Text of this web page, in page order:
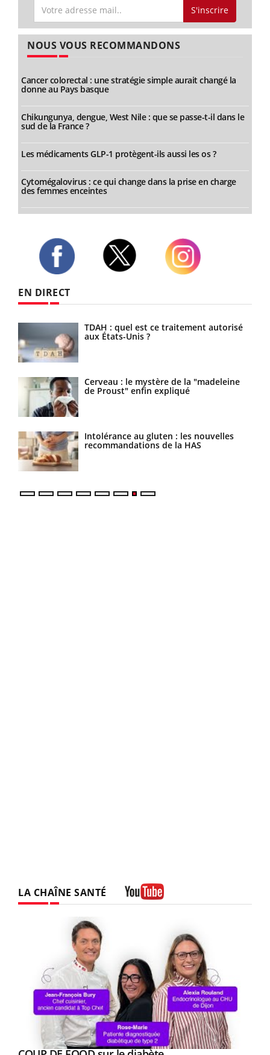
S'inscrire
NOUS VOUS RECOMMANDONS
Cancer colorectal : une stratégie simple aurait changé la
donne au Pays basque
Chikungunya, dengue, West Nile : que se passe-t-il dans le
sud de la France ?
Les médicaments GLP-1 protègent-ils aussi les os ?
Cytomégalovirus : ce qui change dans la prise en charge
des femmes enceintes
EN DIRECT
TDAH : quel est ce traitement autorisé
aux États-Unis ?
Cerveau : le mystère de la "madeleine
de Proust" enfin expliqué
Intolérance au gluten : les nouvelles
recommandations de la HAS
LA CHAÎNE SANTÉ